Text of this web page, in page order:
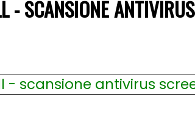
- SCANSIONE ANTIVIRUS